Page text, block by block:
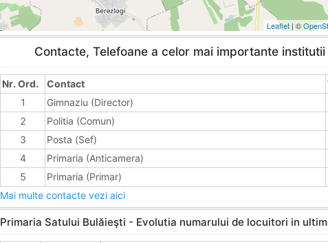
Leaflet | ©
Contacte, Telefoane a celor mai importante institutii
Nr. Ord. Contact
1
Gimnaziu (Director)
2
Politia (Comun)
3
Posta (Sef)
4
Primaria (Anticamera)
5
Primaria (Primar)
Mai multe contacte vezi aici
Primaria Satului Bulăieşti - Evolutia numarului de locuitori in